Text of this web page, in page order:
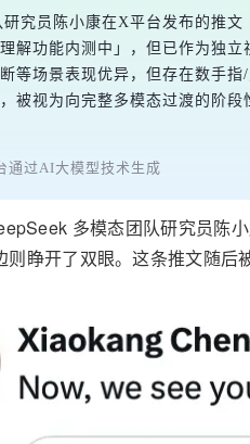
研究员陈小康在X平台发布的推
解功能内测中」，但已作为独
等场景表现优异，但存在数手
被视为向完整多模态过渡的阶
通过AI大模型技术生成
多模态团队研究员陈
则睁开了双眼。这条推文随后